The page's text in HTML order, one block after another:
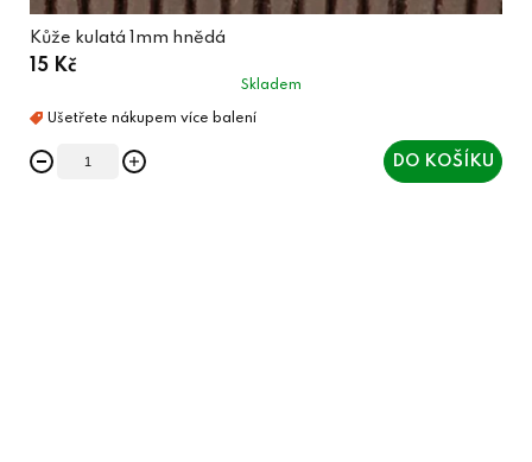
Kůže kulatá 1mm hnědá
15 Kč
Skladem
DO KOŠÍKU